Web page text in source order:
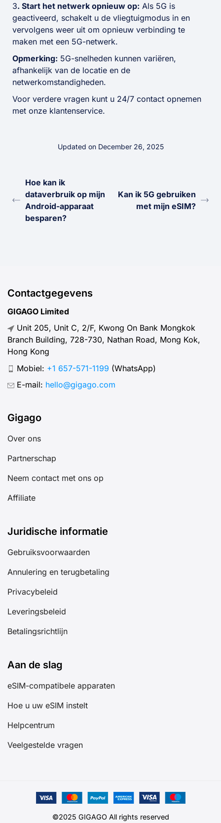
3. Start het netwerk opnieuw op: Als 5G is
geactiveerd, schakelt u de vliegtuigmodus in en
vervolgens weer uit om opnieuw verbinding te
maken met een 5G-netwerk.
Opmerking: 5G-snelheden kunnen variëren,
afhankelijk van de locatie en de
netwerkomstandigheden.
Voor verdere vragen kunt u 24/7 contact opnemen
met onze klantenservice.
Updated on December 26, 2025
Hoe kan ik
dataverbruik op mijn
Android-apparaat
besparen?
Kan ik 5G gebruiken
met mijn eSIM?
Contactgegevens
GIGAGO Limited
Unit 205, Unit C, 2/F, Kwong On Bank Mongkok
Branch Building, 728-730, Nathan Road, Mong Kok,
Hong Kong
Mobiel: +1 657-571-1199 (WhatsApp)
E-mail: hello@gigago.com
Gigago
Over ons
Partnerschap
Neem contact met ons op
Affiliate
Juridische informatie
Gebruiksvoorwaarden
Annulering en terugbetaling
Privacybeleid
Leveringsbeleid
Betalingsrichtlijn
Aan de slag
eSIM-compatibele apparaten
Hoe u uw eSIM instelt
Helpcentrum
Veelgestelde vragen
©2025 GIGAGO All rights reserved